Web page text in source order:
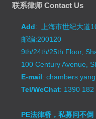
联系律师 Contact Us
Add: 上海市世纪大道
邮编:200120
9th/24th/25th Floor,
100 Century Avenue,
E-mail:
Tel/WeChat: 1390 182
PE法律桥，私募问不倒